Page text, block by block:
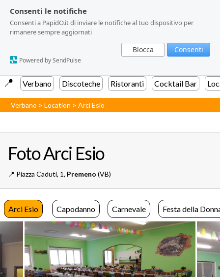
Consenti le notifiche
Consenti a PapidO.it di inviare le notifiche al tuo dispositivo per
rimanere sempre aggiornati
Blocca Consenti
Powered by SendPulse
Consenti le notifiche
Consenti a PapidO.it di inviare le notifiche al tuo dispositivo per
rimanere sempre aggiornati
Blocca Consenti
Powered by SendPulse
📍️ Verbano Discoteche Ristoranti Cocktail Bar
Verbano >Location >Arci Esio
Foto Arci Esio
📍️ Piazza Caduti, 1, Premeno (VB)
Arci Esio Capodanno Carnevale Festa della